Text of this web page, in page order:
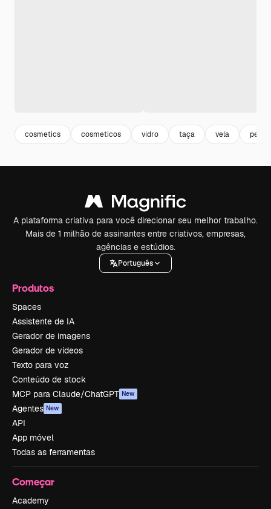
cosmetics cosmeticos vidro taça vela
A plataforma criativa para você direcionar seu melhor trabalho.
Mais de 1 milhão de assinantes entre criativos, empresas,
agências e estúdios.
Português
Produtos
Spaces
Assistente de IA
Gerador de imagens
Gerador de vídeos
Texto para voz
Conteúdo de stock
MCP para Claude/ChatGPT New
Agentes New
API
App móvel
Todas as ferramentas
Começar
Academy